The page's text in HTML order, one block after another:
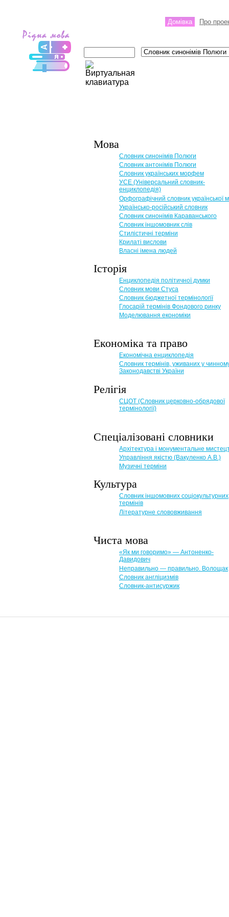
Домівка Про
Мова
Словник синонімів Полюги
Словник антонімів Полюги
Словник українських морфем
УСЕ (Універсальний словник-
енциклопедія)
Орфографічний словник української
Українсько-російський словник
Словник синонімів Караванського
Словник іншомовник слів
Стилістичні терміни
Крилаті вислови
Власні імена людей
Історія
Енциклопедія політичної думки
Словник мови Стуса
Словник бюджетної термінології
Глосарій термінів Фондового ринку
Моделювання економіки
Економіка та право
Eкономічна енциклопедія
Словник термінів, уживаних у
Законодавстві України
Релігія
СЦОТ (Словник церковно-обрядової
термінології)
Спеціалізовані словники
Архітектура і монументальне
Управління якістю (Вакуленко А.В.)
Музичні терміни
Культура
Словник іншомовних соціокультурних
термінів
Літературне слововживання
Чиста мова
«Як ми говоримо» — Антоненко-
Давидович
Неправильно — правильно. Волощак
Словник англіцизмів
Словник-антисуржик